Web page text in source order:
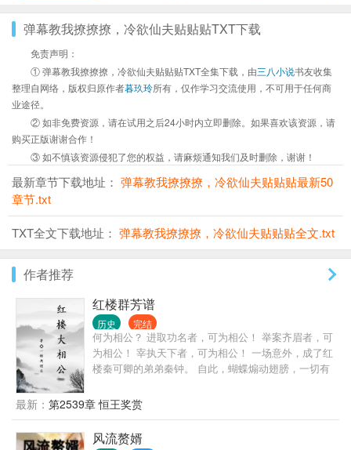
弹幕教我撩撩撩，冷欲仙夫贴贴贴TXT下载
免责声明：
① 弹幕教我撩撩撩，冷欲仙夫贴贴贴TXT全集下载，由三八小说书友收集
整理自网络，版权归原作者暮玖玲所有，仅作学习交流使用，不可用于任何商
业途径。
② 如非免费资源，请在试用之后24小时内立即删除。如果喜欢该资源，请
购买正版谢谢合作！
③ 如不慎该资源侵犯了您的权益，请麻烦通知我们及时删除，谢谢！
最新章节下载地址： 弹幕教我撩撩撩，冷欲仙夫贴贴贴最新50
章节.txt
TXT全文下载地址： 弹幕教我撩撩撩，冷欲仙夫贴贴贴全文.txt
作者推荐
红楼群芳谱
历史 完结
何为相公？ 进取功名者，可为相公！ 举案齐眉者，可
为相公！ 宰执天下者，可为相公！ 一场意外，成了红
楼秦可卿的弟弟秦钟。 自此，蝴蝶煽动翅膀，一切有
最新： 第2539章 恒王奖赏
风流赘婿